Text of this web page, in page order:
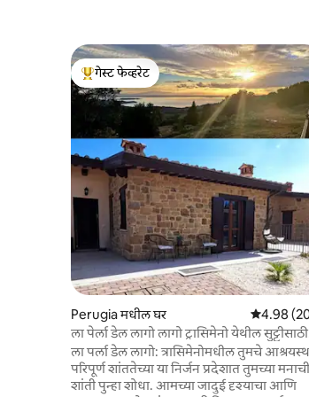
टॉप गेस्ट फेव्हरेट
गेस्ट फेव्हरेट
Perugia मधील घर 5 पैकी 4.98
4.98
ला पेर्ला डेल लागो लागो ट्रासिमेनो येथील सुट्टीसाठी
घर
ला पर्ला डेल लागो: त्रासिमेनोमधील तुमचे
​परिपूर्ण शांततेच्या या निर्जन प्रदेशात तुमच्या मनाची
शांती पुन्हा शोधा. आमच्या जादुई दृश्याचा आणि